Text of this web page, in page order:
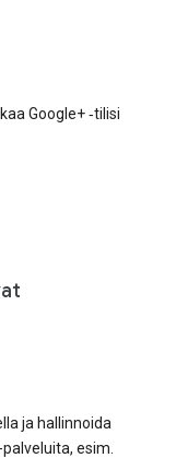
Google+ ‑tilisi
ja hallinnoida
esim.